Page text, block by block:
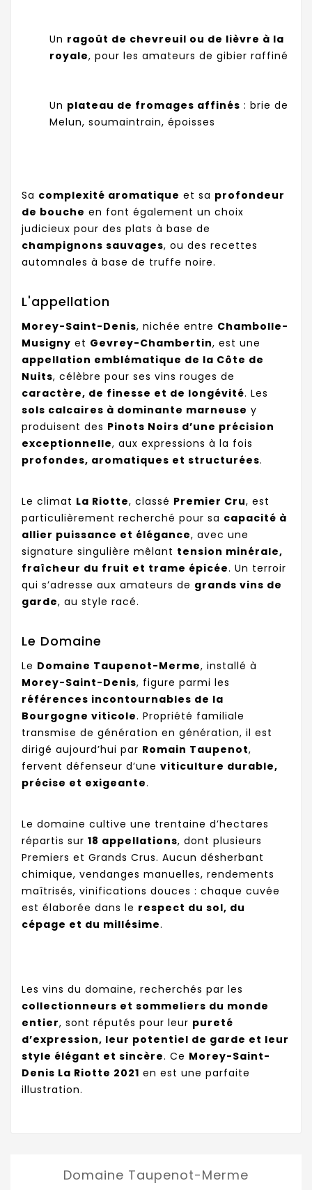
Un ragoût de chevreuil ou de lièvre à la
royale, pour les amateurs de gibier raffiné
Un plateau de fromages affinés : brie de
Melun, soumaintrain, époisses
Sa complexité aromatique et sa profondeur
de bouche en font également un choix
judicieux pour des plats à base de
champignons sauvages, ou des recettes
automnales à base de truffe noire.
L'appellation
Morey-Saint-Denis, nichée entre Chambolle-
Musigny et Gevrey-Chambertin, est une
appellation emblématique de la Côte de
Nuits, célèbre pour ses vins rouges de
caractère, de finesse et de longévité. Les
sols calcaires à dominante marneuse y
produisent des Pinots Noirs d’une précision
exceptionnelle, aux expressions à la fois
profondes, aromatiques et structurées.
Le climat La Riotte, classé Premier Cru, est
particulièrement recherché pour sa capacité à
allier puissance et élégance, avec une
signature singulière mêlant tension minérale,
fraîcheur du fruit et trame épicée. Un terroir
qui s’adresse aux amateurs de grands vins de
garde, au style racé.
Le Domaine
Le Domaine Taupenot-Merme, installé à
Morey-Saint-Denis, figure parmi les
références incontournables de la
Bourgogne viticole. Propriété familiale
transmise de génération en génération, il est
dirigé aujourd’hui par Romain Taupenot,
fervent défenseur d’une viticulture durable,
précise et exigeante.
Le domaine cultive une trentaine d’hectares
répartis sur 18 appellations, dont plusieurs
Premiers et Grands Crus. Aucun désherbant
chimique, vendanges manuelles, rendements
maîtrisés, vinifications douces : chaque cuvée
est élaborée dans le respect du sol, du
cépage et du millésime.
Les vins du domaine, recherchés par les
collectionneurs et sommeliers du monde
entier, sont réputés pour leur pureté
d’expression, leur potentiel de garde et leur
style élégant et sincère. Ce Morey-Saint-
Denis La Riotte 2021 en est une parfaite
illustration.
Domaine Taupenot-Merme